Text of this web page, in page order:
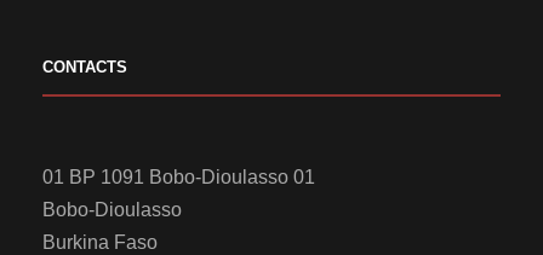
CONTACTS
01 BP 1091 Bobo-Dioulasso 01
Bobo-Dioulasso
Burkina Faso